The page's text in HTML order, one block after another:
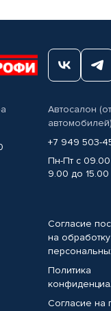
Автосалон
автомобилей)
+7 949 503-
Пн-Пт с
9.00 до 15.00
Согласие
на обработку
Политика
Согласие на